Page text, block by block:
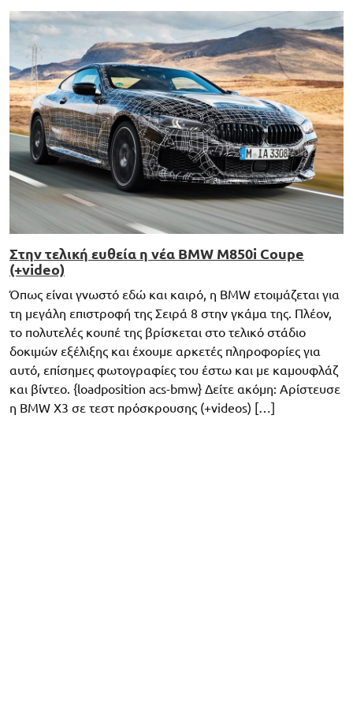
Στην τελική ευθεία η νέα ΒMW M850i Coupe
(+video)
Όπως είναι γνωστό εδώ και καιρό, η BMW ετοιμάζεται για
τη μεγάλη επιστροφή της Σειρά 8 στην γκάμα της. Πλέον,
το πολυτελές κουπέ της βρίσκεται στο τελικό στάδιο
δοκιμών εξέλιξης και έχουμε αρκετές πληροφορίες για
αυτό, επίσημες φωτογραφίες του έστω και με καμουφλάζ
και βίντεο. {loadposition acs-bmw} Δείτε ακόμη: Αρίστευσε
η BMW X3 σε τεστ πρόσκρουσης (+videos) […]